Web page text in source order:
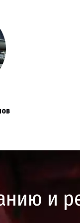
и